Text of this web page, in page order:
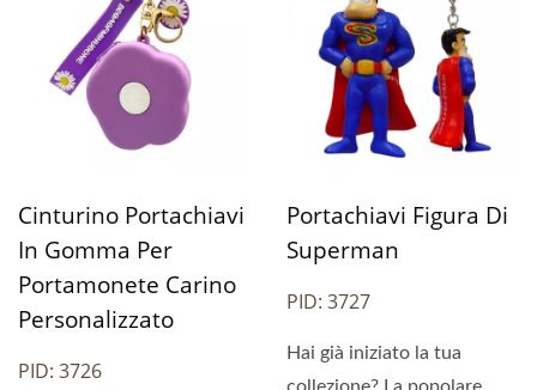
Cinturino Portachiavi
In Gomma Per
Portamonete Carino
Personalizzato
PID: 3726
Portachiavi Figura Di
Superman
PID: 3727
Hai già iniziato la tua